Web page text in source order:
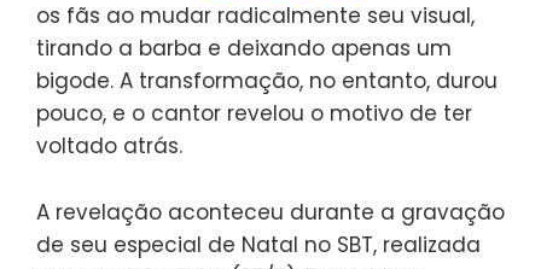
os fãs ao mudar radicalmente seu visual,
tirando a barba e deixando apenas um
bigode. A transformação, no entanto, durou
pouco, e o cantor revelou o motivo de ter
voltado atrás.
A revelação aconteceu durante a gravação
de seu especial de Natal no SBT, realizada